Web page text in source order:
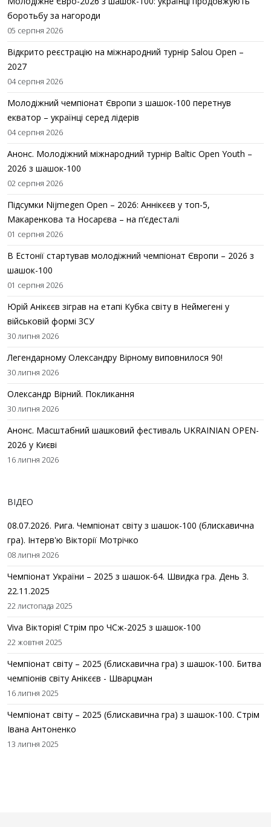
боротьбу за нагороди
05 серпня 2026
Відкрито реєстрацію на міжнародний турнір Salou Open –
2027
04 серпня 2026
Молодіжний чемпіонат Європи з шашок-100 перетнув
екватор – українці серед лідерів
04 серпня 2026
Анонс. Молодіжний міжнародний турнір Baltic Open Youth –
2026 з шашок-100
02 серпня 2026
Підсумки Nijmegen Open – 2026: Аннікєєв у топ-5,
Макаренкова та Носарєва – на п’єдесталі
01 серпня 2026
В Естонії стартував молодіжний чемпіонат Європи – 2026 з
шашок-100
01 серпня 2026
Юрій Анікєєв зіграв на етапі Кубка світу в Неймегені у
військовій формі ЗСУ
30 липня 2026
Легендарному Олександру Вірному виповнилося 90!
30 липня 2026
Олександр Вірний. Покликання
30 липня 2026
Анонс. Масштабний шашковий фестиваль UKRAINIAN OPEN-
2026 у Києві
16 липня 2026
ВІДЕО
08.07.2026. Рига. Чемпіонат світу з шашок-100 (блискавична
гра). Інтерв'ю Вікторії Мотрічко
08 липня 2026
Чемпіонат України – 2025 з шашок-64. Швидка гра. День 3.
22.11.2025
22 листопада 2025
Viva Вікторія! Стрім про ЧСж-2025 з шашок-100
22 жовтня 2025
Чемпіонат світу – 2025 (блискавична гра) з шашок-100. Битва
чемпіонів світу Анікєєв - Шварцман
16 липня 2025
Чемпіонат світу – 2025 (блискавична гра) з шашок-100. Стрім
Івана Антоненко
13 липня 2025